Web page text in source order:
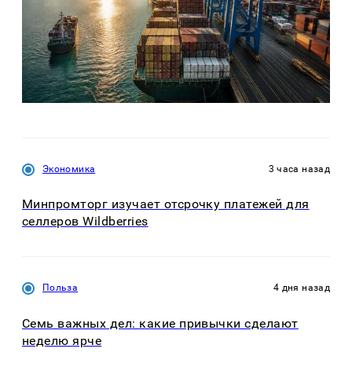
Экономика 3 часа назад
Минпромторг изучает отсрочку платежей для
селлеров Wildberries
Польза 4 дня назад
Семь важных дел: какие привычки сделают
неделю ярче